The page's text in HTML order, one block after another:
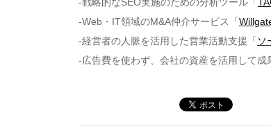
-Web・IT領域のM&A仲介サービス「
-経営者の人脈を活用した営業活動支援「 ソ
-広告費を使わず、会社の資産を活用して成